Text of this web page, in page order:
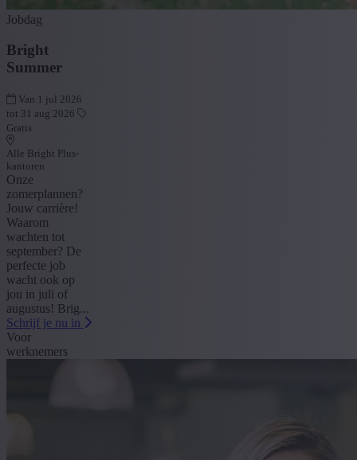
Jobdag
Bright
Summer
Van 1 jul 2026
tot 31 aug 2026
Gratis
Alle Bright Plus-
kantoren
Onze
zomerplannen?
Jouw carrière!
Waarom
wachten tot
september? De
perfecte job
wacht ook op
jou in juli of
augustus! Brig...
Schrijf je nu in
Voor
werknemers